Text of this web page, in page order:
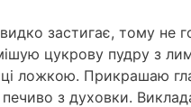
застигає, тому не
цукрову пудру з
ложкою. Прикрашаю
печиво з духовки.